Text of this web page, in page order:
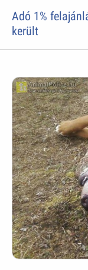
Adó 1%
került